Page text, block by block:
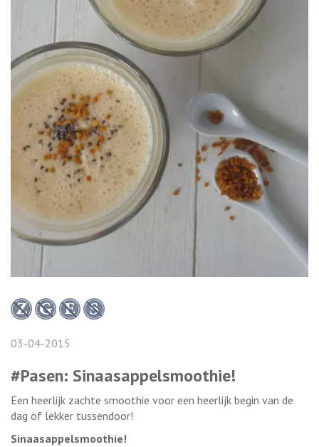
03-04-2015
#Pasen: Sinaasappelsmoothie!
Een heerlijk zachte smoothie voor een heerlijk begin van de
dag of lekker tussendoor!
Sinaasappelsmoothie!